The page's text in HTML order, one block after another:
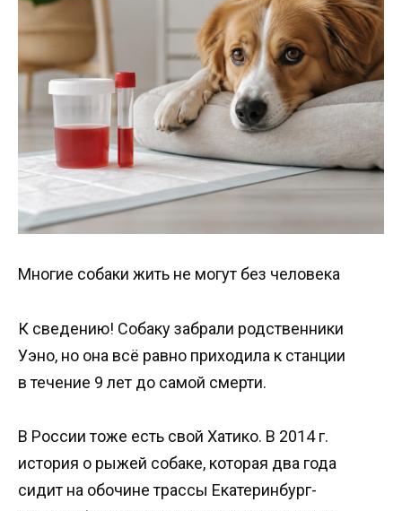
Многие собаки жить не могут без человека
К сведению! Собаку забрали родственники
Уэно, но она всё равно приходила к станции
в течение 9 лет до самой смерти.
В России тоже есть свой Хатико. В 2014 г.
история о рыжей собаке, которая два года
сидит на обочине трассы Екатеринбург-